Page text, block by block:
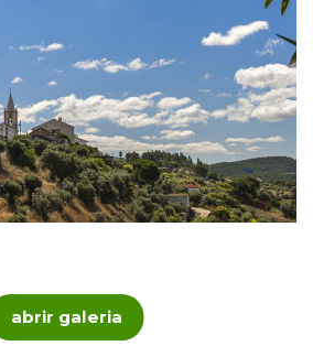
abrir galeria